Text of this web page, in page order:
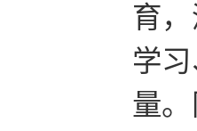
育
学
量